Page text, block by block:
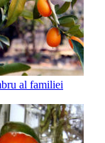
al familiei